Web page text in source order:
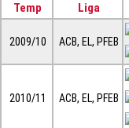
Temp Liga
2009/10 ACB, EL, PFEB
2010/11 ACB, EL, PFEB